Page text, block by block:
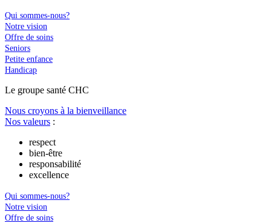
Qui sommes-nous?
Notre vision
Offre de soins
Seniors
Petite enfance
Handicap
Le groupe santé CHC
Nous croyons à la bienveillance
Nos valeurs :
respect
bien-être
responsabilité
excellence
Qui sommes-nous?
Notre vision
Offre de soins